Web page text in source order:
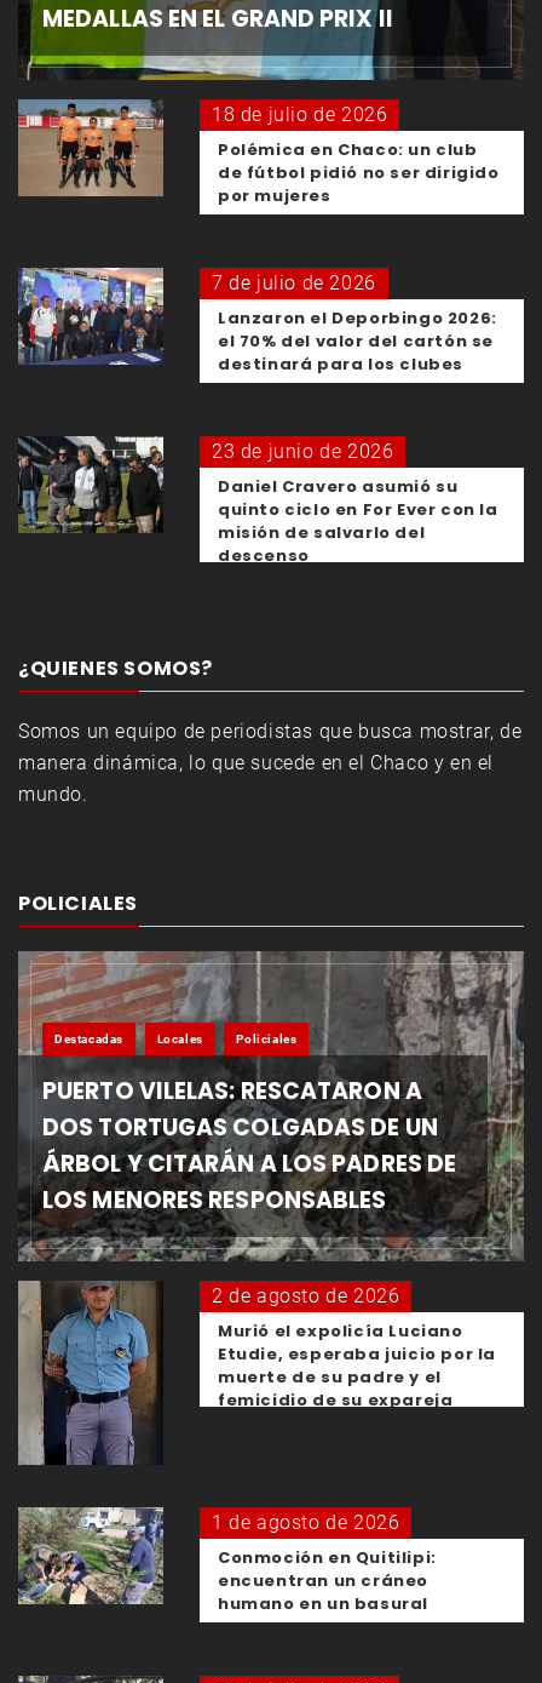
MEDALLAS EN EL GRAND PRIX II
18 de julio de 2026
Polémica en Chaco: un club
de fútbol pidió no ser dirigido
por mujeres
7 de julio de 2026
Lanzaron el Deporbingo 2026:
el 70% del valor del cartón se
destinará para los clubes
23 de junio de 2026
Daniel Cravero asumió su
quinto ciclo en For Ever con la
misión de salvarlo del
descenso
¿QUIENES SOMOS?
Somos un equipo de periodistas que busca mostrar, de
manera dinámica, lo que sucede en el Chaco y en el
mundo.
POLICIALES
Destacadas Locales Policiales
PUERTO VILELAS: RESCATARON A
DOS TORTUGAS COLGADAS DE UN
ÁRBOL Y CITARÁN A LOS PADRES DE
LOS MENORES RESPONSABLES
2 de agosto de 2026
Murió el expolicía Luciano
Etudie, esperaba juicio por la
muerte de su padre y el
femicidio de su expareja
1 de agosto de 2026
Conmoción en Quitilipi:
encuentran un cráneo
humano en un basural